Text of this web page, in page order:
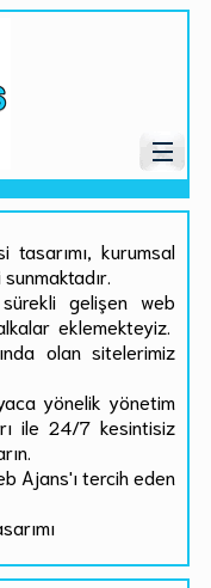
kurumsal
gelişen web
eklemekteyiz.
olan sitelerimiz
yönelik yönetim
ile 24/7 kesintisiz
Ajans'ı tercih eden